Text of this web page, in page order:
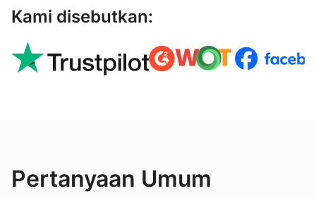
Kami disebutkan:
Pertanyaan Umum